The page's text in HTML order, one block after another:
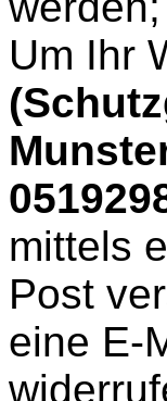
Um Ihr
mittels
Post
eine E-